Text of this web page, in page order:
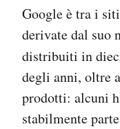
Google è tra i
derivate dal suo
distribuiti in
degli anni, oltre
prodotti: alcuni
stabilmente